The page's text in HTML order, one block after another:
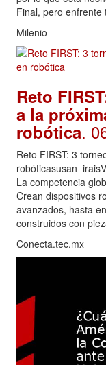
Final, pero enfrente
Milenio
Reto
a la
robótica.
Reto FIRST: 3
La competencia
Crean dispositivos
avanzados, hasta
construidos con
Conecta.tec.mx